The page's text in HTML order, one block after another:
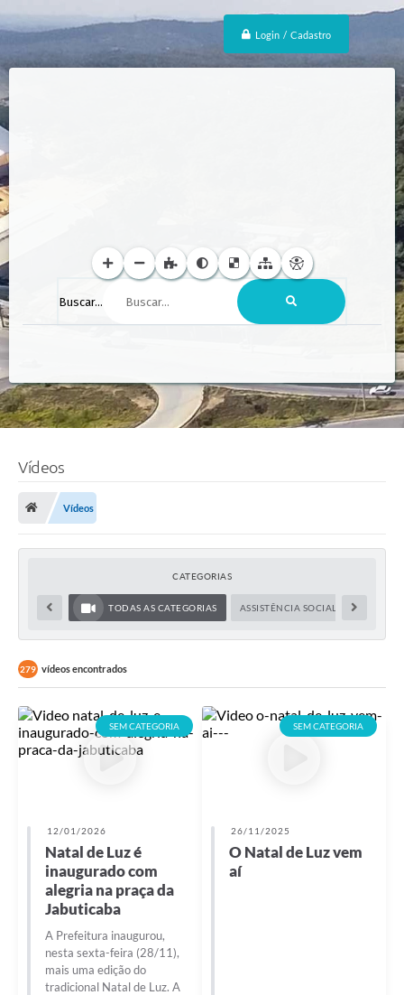
Login / Cadastro
Buscar...
Vídeos
Vídeos
CATEGORIAS
TODAS AS CATEGORIAS ASSISTÊNCIA SOCIAL
279 vídeos encontrados
SEM CATEGORIA
12/01/2026
Natal de Luz é
inaugurado com
alegria na praça da
Jabuticaba
A Prefeitura inaugurou,
nesta sexta-feira (28/11),
mais uma edição do
tradicional Natal de Luz. A
SEM CATEGORIA
26/11/2025
O Natal de Luz vem
aí